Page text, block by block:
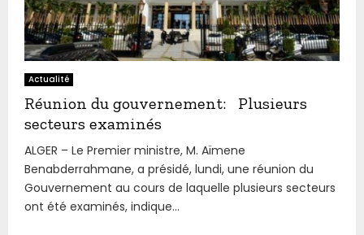
Actualité
Réunion du gouvernement: Plusieurs
secteurs examinés
ALGER – Le Premier ministre, M. Aïmene
Benabderrahmane, a présidé, lundi, une réunion du
Gouvernement au cours de laquelle plusieurs secteurs
ont été examinés, indique...